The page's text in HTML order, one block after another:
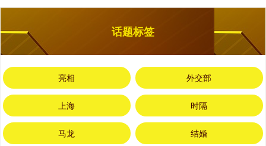
话题标签
亮相 外交部
上海 时隔
马龙 结婚